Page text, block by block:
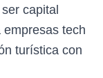
capital
tech
turística con